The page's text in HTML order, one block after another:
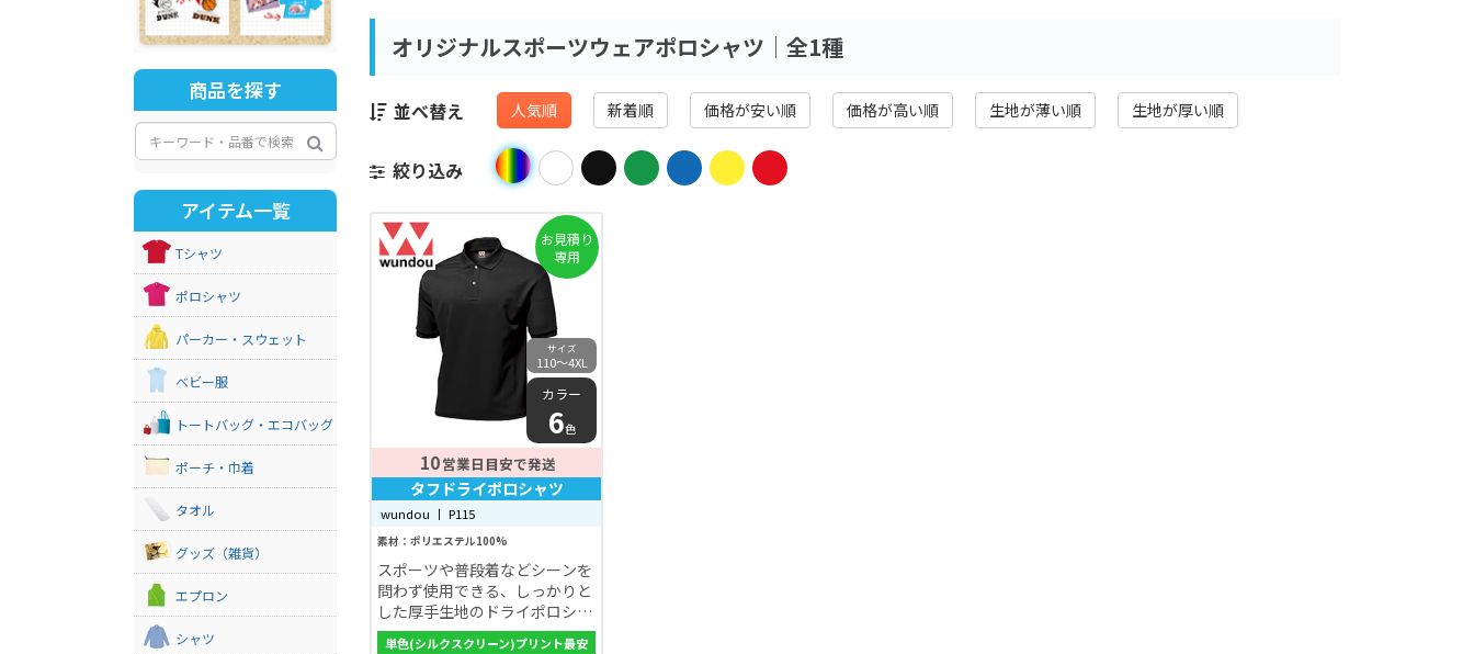
オリジナルスポーツウェアポロシャツ│全1種
並べ替え 人気順 新着順 価格が安い順 価格が高い順 生地が薄い順 生地が厚い順
絞り込み
お見積り
専用
サイズ
110〜4XL
カラー
6色
10営業日目安で発送
タフドライポロシャツ
wundou 丨 P115
素材：ポリエステル100%
スポーツや普段着などシーンを
問わず使用できる、しっかりと
した厚手生地のドライポロシャ
ツ！
単色(シルクスクリーン)プリント最安
商品を探す
アイテム一覧
Tシャツ
ポロシャツ
パーカー・スウェット
ベビー服
トートバッグ・エコバッグ
ポーチ・巾着
タオル
グッズ（雑貨）
エプロン
シャツ